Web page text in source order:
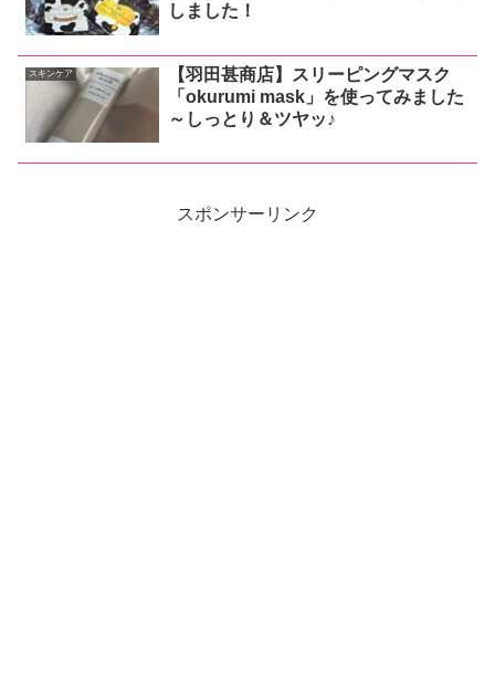
しました！
スキンケア
【羽田甚商店】スリーピングマスク
「okurumi mask」を使ってみました
～しっとり＆ツヤッ♪
スポンサーリンク